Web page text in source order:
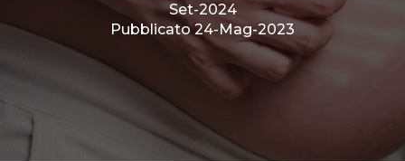
Set-2024
Pubblicato 24-Mag-2023